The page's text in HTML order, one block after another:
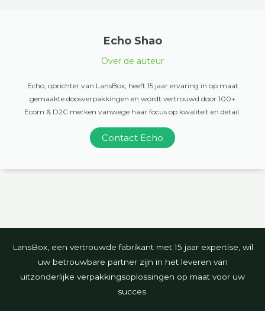
Echo Shao
Over de auteur
Echo, oprichter van LansBox, heeft 15 jaar ervaring in op maat
gemaakte doosverpakkingen en wordt vertrouwd door 100+
Ecom & D2C merken vanwege haar focus op kwaliteit en detail.
Contact Echo
LansBox, een vertrouwde fabrikant met 15 jaar expertise, wil
uw betrouwbare partner zijn in het leveren van
uitzonderlijke verpakkingsoplossingen op maat voor uw
succes.